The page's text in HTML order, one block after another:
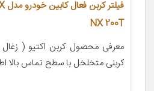
NX 200T
معرفی محصول کربن اکتیو ( زغال
کربنی متخلخل با سطح تماس بالا